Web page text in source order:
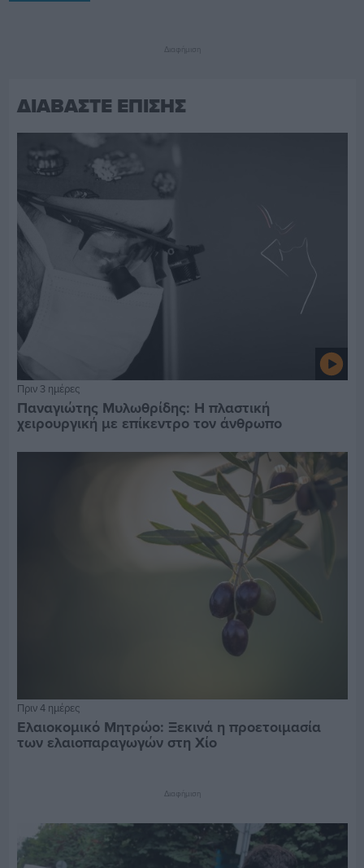
Διαφήμιση
ΔΙΑΒΑΣΤΕ ΕΠΙΣΗΣ
Πριν 3 ημέρες
Παναγιώτης Μυλωθρίδης: Η πλαστική
χειρουργική με επίκεντρο τον άνθρωπο
Πριν 4 ημέρες
Ελαιοκομικό Μητρώο: Ξεκινά η προετοιμασία
των ελαιοπαραγωγών στη Χίο
Διαφήμιση